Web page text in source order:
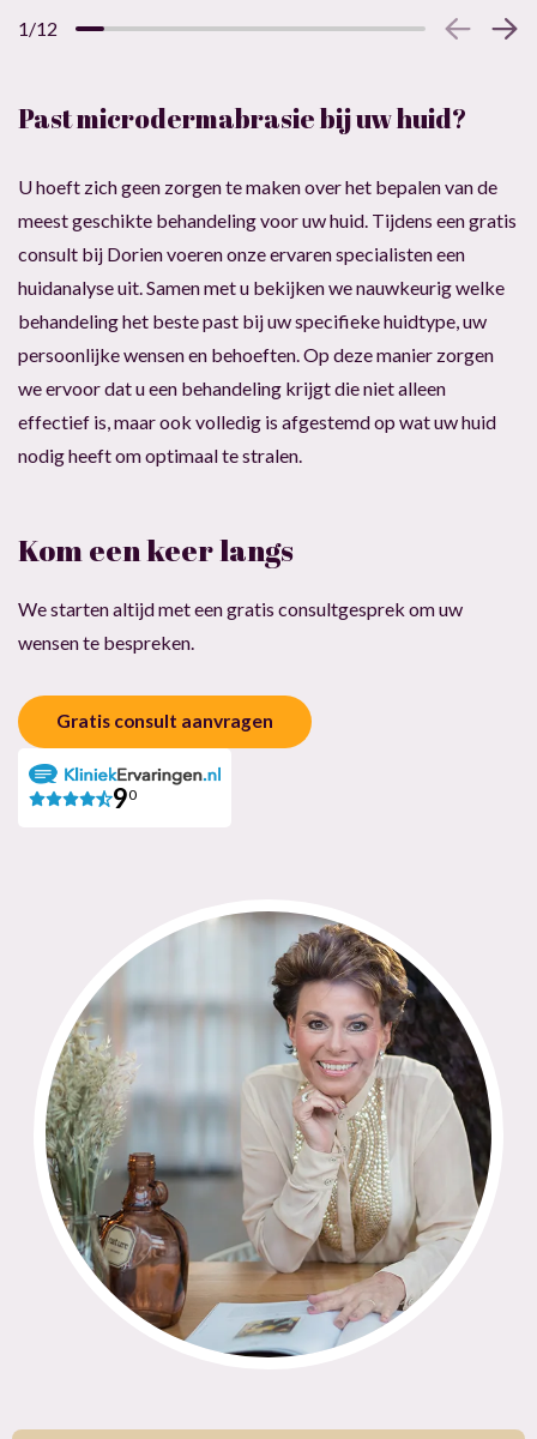
1/12
Past microdermabrasie bij uw huid?
U hoeft zich geen zorgen te maken over het bepalen van de
meest geschikte behandeling voor uw huid. Tijdens een gratis
consult bij Dorien voeren onze ervaren specialisten een
huidanalyse uit. Samen met u bekijken we nauwkeurig welke
behandeling het beste past bij uw specifieke huidtype, uw
persoonlijke wensen en behoeften. Op deze manier zorgen
we ervoor dat u een behandeling krijgt die niet alleen
effectief is, maar ook volledig is afgestemd op wat uw huid
nodig heeft om optimaal te stralen.
Kom een keer langs
We starten altijd met een gratis consultgesprek om uw
wensen te bespreken.
Gratis consult aanvragen
90